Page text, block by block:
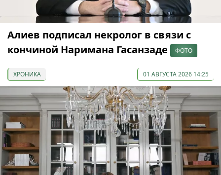
Алиев подписал некролог в связи с
кончиной Наримана Гасанзаде
ФОТО
ХРОНИКА 01 АВГУСТА 2026 14:25